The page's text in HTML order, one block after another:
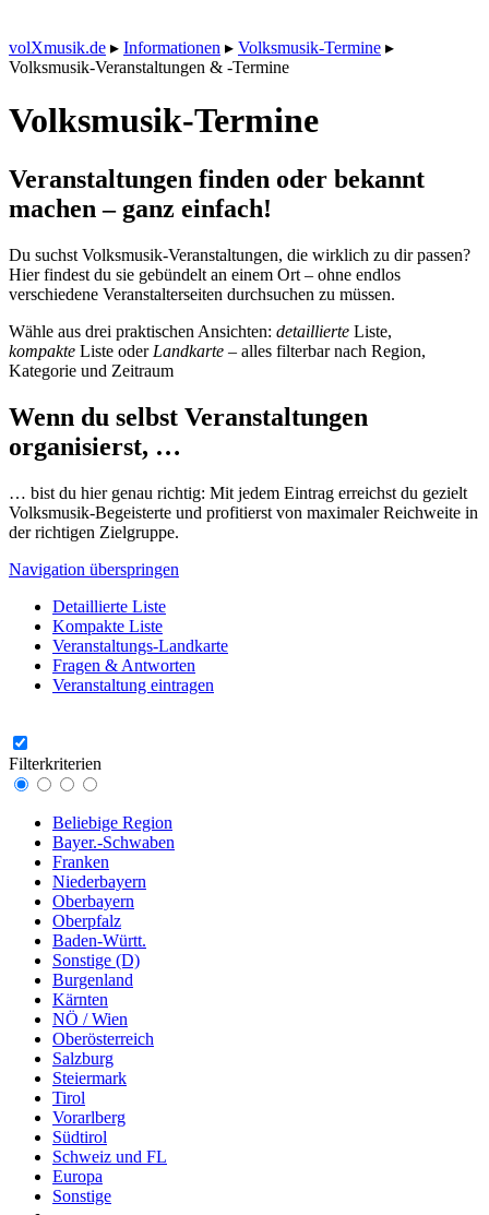
volXmusik.de ▸ Informationen ▸ Volksmusik-Termine ▸
Volksmusik-Veranstaltungen & -Termine
Volksmusik-Termine
Veranstaltungen finden oder bekannt
machen – ganz einfach!
Du suchst Volksmusik-Veranstaltungen, die wirklich zu dir passen?
Hier findest du sie gebündelt an einem Ort – ohne endlos
verschiedene Veranstalterseiten durchsuchen zu müssen.
Wähle aus drei praktischen Ansichten: detaillierte Liste,
kompakte Liste oder Landkarte – alles filterbar nach Region,
Kategorie und Zeitraum
Wenn du selbst Veranstaltungen
organisierst, …
… bist du hier genau richtig: Mit jedem Eintrag erreichst du gezielt
Volksmusik-Begeisterte und profitierst von maximaler Reichweite in
der richtigen Zielgruppe.
Navigation überspringen
Detaillierte Liste
Kompakte Liste
Veranstaltungs-Landkarte
Fragen & Antworten
Veranstaltung eintragen
Filterkriterien
Beliebige Region
Bayer.-Schwaben
Franken
Niederbayern
Oberbayern
Oberpfalz
Baden-Württ.
Sonstige (D)
Burgenland
Kärnten
NÖ / Wien
Oberösterreich
Salzburg
Steiermark
Tirol
Vorarlberg
Südtirol
Schweiz und FL
Europa
Sonstige